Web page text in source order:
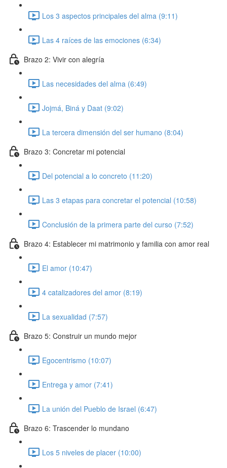
Los 3 aspectos principales del alma (9:11)
Las 4 raíces de las emociones (6:34)
Brazo 2: Vivir con alegría
Las necesidades del alma (6:49)
Jojmá, Biná y Daat (9:02)
La tercera dimensión del ser humano (8:04)
Brazo 3: Concretar mi potencial
Del potencial a lo concreto (11:20)
Las 3 etapas para concretar el potencial (10:58)
Conclusión de la primera parte del curso (7:52)
Brazo 4: Establecer mi matrimonio y familia con amor real
El amor (10:47)
4 catalizadores del amor (8:19)
La sexualidad (7:57)
Brazo 5: Construir un mundo mejor
Egocentrismo (10:07)
Entrega y amor (7:41)
La unión del Pueblo de Israel (6:47)
Brazo 6: Trascender lo mundano
Los 5 niveles de placer (10:00)